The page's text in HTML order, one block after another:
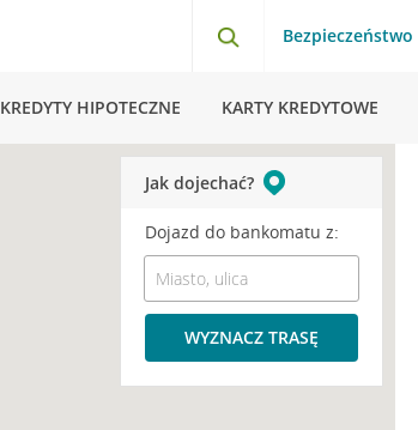
Bezpieczeństwo
KREDYTY HIPOTECZNE KARTY KREDYTOWE
Jak dojechać?
Dojazd do bankomatu z:
WYZNACZ TRASĘ